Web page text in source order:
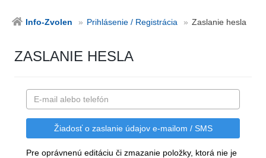
Info-Zvolen Prihlásenie / Registrácia Zaslanie hesla
ZASLANIE HESLA
Pre oprávnenú editáciu či zmazanie položky, ktorá nie je